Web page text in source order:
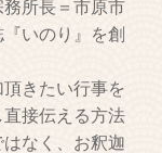
所長＝市原市
いのり』を創
きたい行事を
接伝える方法
なく、お釈迦